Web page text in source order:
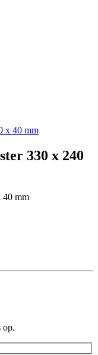
330 x 240
40 mm
op.